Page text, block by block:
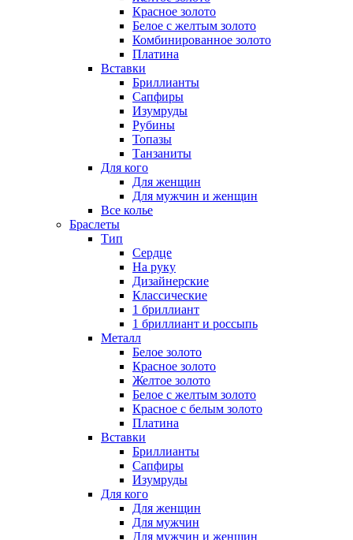
Красное золото
Белое с желтым золото
Комбинированное золото
Платина
Вставки
Бриллианты
Сапфиры
Изумруды
Рубины
Топазы
Танзаниты
Для кого
Для женщин
Для мужчин и женщин
Все колье
Браслеты
Тип
Сердце
На руку
Дизайнерские
Классические
1 бриллиант
1 бриллиант и россыпь
Металл
Белое золото
Красное золото
Желтое золото
Белое с желтым золото
Красное с белым золото
Платина
Вставки
Бриллианты
Сапфиры
Изумруды
Для кого
Для женщин
Для мужчин
Для мужчин и женщин